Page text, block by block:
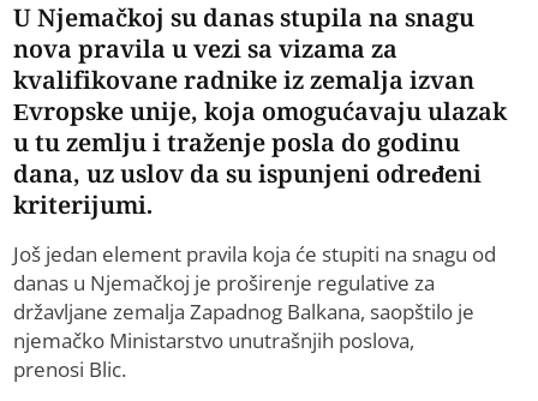
U Njemačkoj su danas stupila na snagu
nova pravila u vezi sa vizama za
kvalifikovane radnike iz zemalja izvan
Evropske unije, koja omogućavaju ulazak
u tu zemlju i traženje posla do godinu
dana, uz uslov da su ispunjeni određeni
kriterijumi.
Još jedan element pravila koja će stupiti na snagu od
danas u Njemačkoj je proširenje regulative za
državljane zemalja Zapadnog Balkana, saopštilo je
njemačko Ministarstvo unutrašnjih poslova,
prenosi Blic.